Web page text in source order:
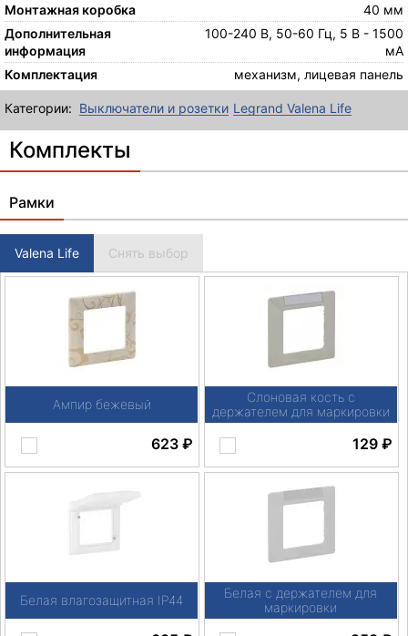
Монтажная коробка
40 мм
Дополнительная
информация
100-240 В, 50-60 Гц, 5 В - 1500
мА
Комплектация
механизм, лицевая панель
Категории: Выключатели и розетки Legrand Valena Life
Комплекты
Рамки
Valena Life Снять выбор
Ампир бежевый
623₽
Слоновая кость с
держателем для маркировки
129 ₽
Белая влагозащитная IP44
Белая с держателем для
маркировки